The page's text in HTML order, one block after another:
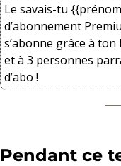
Le savais-tu
d’abonnement
s’abonne grâce à
et à 3 personnes
d’abo !
Pendant ce